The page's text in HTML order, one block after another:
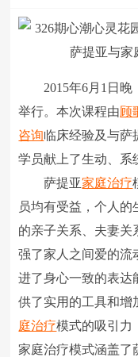
字体：大 中
2015年6月1日晚
举行。本次课程由顾
咨询临床经验及与萨
学员献上了生动、系
萨提亚家庭治疗
员均有受益，个人
的亲子关系、夫妻关
强了家人之间爱的流
进了身心一致的表达
供了实用的工具和增
庭治疗模式的吸引力
家庭治疗模式涵盖了